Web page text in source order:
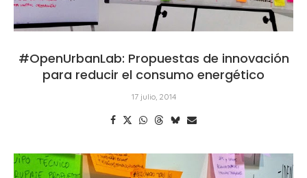
#OpenUrbanLab: Propuestas de innovación
para reducir el consumo energético
17 julio, 2014